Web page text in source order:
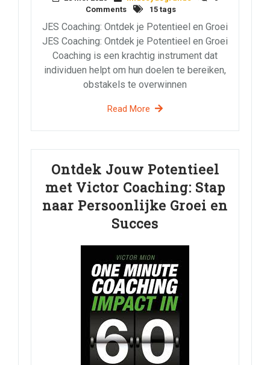
Comments
15 tags
JES Coaching: Ontdek je Potentieel en Groei
JES Coaching: Ontdek je Potentieel en Groei
Coaching is een krachtig instrument dat
individuen helpt om hun doelen te bereiken,
obstakels te overwinnen
Read More
Ontdek Jouw Potentieel
met Victor Coaching: Stap
naar Persoonlijke Groei en
Succes